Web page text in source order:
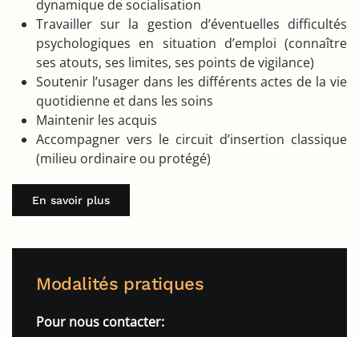
dynamique de socialisation
Travailler sur la gestion d’éventuelles difficultés
psychologiques en situation d’emploi (connaître
ses atouts, ses limites, ses points de vigilance)
Soutenir l’usager dans les différents actes de la vie
quotidienne et dans les soins
Maintenir les acquis
Accompagner vers le circuit d’insertion classique
(milieu ordinaire ou protégé)
En savoir plus
Modalités pratiques
Pour nous contacter: